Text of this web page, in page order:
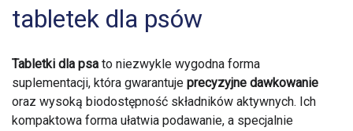
tabletek dla psów
Tabletki dla psa to niezwykle wygodna forma
suplementacji, która gwarantuje precyzyjne dawkowanie
oraz wysoką biodostępność składników aktywnych. Ich
kompaktowa forma ułatwia podawanie, a specjalnie